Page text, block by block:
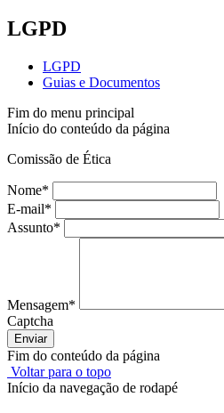
LGPD
LGPD
Guias e Documentos
Fim do menu principal
Início do conteúdo da página
Comissão de Ética
Nome*
E-mail*
Assunto*
Mensagem*
Captcha
Enviar
Fim do conteúdo da página
Voltar para o topo
Início da navegação de rodapé